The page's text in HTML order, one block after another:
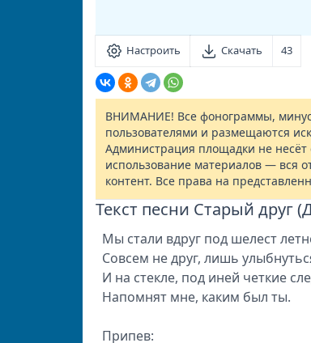
Настроить Скачать 43
ВНИМАНИЕ! Все фонограммы,
пользователями и размещаются
Администрация площадки не несёт
использование материалов — вся
контент. Все права на
Текст песни Старый друг
Мы стали вдруг под шелест
Совсем не друг, лишь
И на стекле, под иней четкие
Напомнят мне, каким был ты.
Припев: